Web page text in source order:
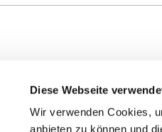
Diese Webseite
Wir verwenden Cookies,
anbieten zu können und